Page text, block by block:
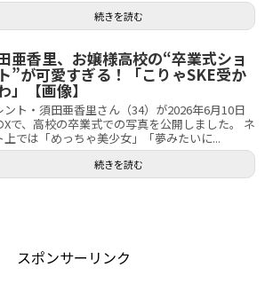
続きを読む
亜香里、お嬢様高校の“卒業式ショ
”が可愛すぎる！「こりゃSKE受か
」【画像】
ント・須田亜香里さん（34）が2026年6月10日
Xで、高校の卒業式での写真を公開しました。 ネ
上では「めっちゃ美少女」「夢みたいに...
続きを読む
スポンサーリンク